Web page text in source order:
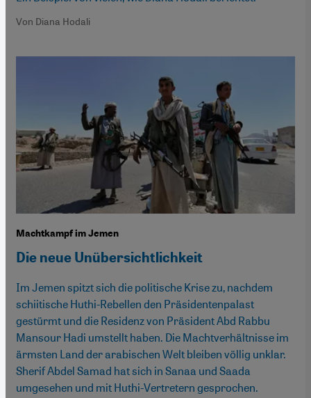
Von Diana Hodali
Machtkampf im Jemen
Die neue Unübersichtlichkeit
Im Jemen spitzt sich die politische Krise zu, nachdem
schiitische Huthi-Rebellen den Präsidentenpalast
gestürmt und die Residenz von Präsident Abd Rabbu
Mansour Hadi umstellt haben. Die Machtverhältnisse im
ärmsten Land der arabischen Welt bleiben völlig unklar.
Sherif Abdel Samad hat sich in Sanaa und Saada
umgesehen und mit Huthi-Vertretern gesprochen.